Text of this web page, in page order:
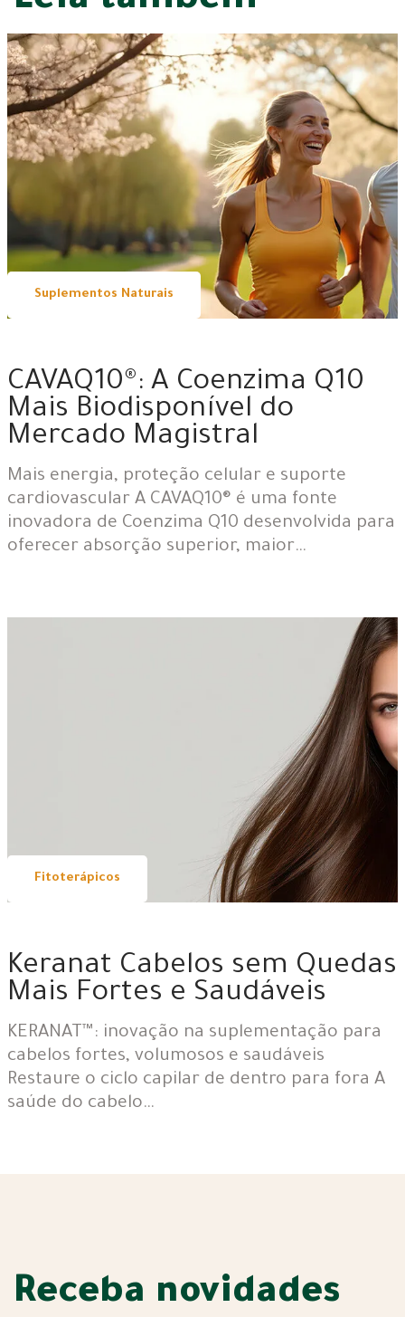
Suplementos Naturais
CAVAQ10®: A Coenzima Q10
Mais Biodisponível do
Mercado Magistral
Mais energia, proteção celular e suporte
cardiovascular A CAVAQ10® é uma fonte
inovadora de Coenzima Q10 desenvolvida para
oferecer absorção superior, maior…
Fitoterápicos
Keranat Cabelos sem Quedas
Mais Fortes e Saudáveis
KERANAT™: inovação na suplementação para
cabelos fortes, volumosos e saudáveis
Restaure o ciclo capilar de dentro para fora A
saúde do cabelo…
Receba novidades